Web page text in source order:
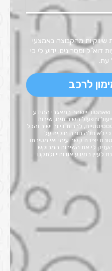
מהקבוצה באמצעי
ומסרונים. ידוע לי כי
עת.
לרכב
שאמסור יישמר במאגרי המידע
ותפעול השירותים, שירות
לרבות דיוור ישיר והכל
כי לא חלה חובה חוקית על
יצירת קשר עימי ואי מסירתו
לי את השירות המבוקש.
לעיין במידע אודותיי ולתקנו